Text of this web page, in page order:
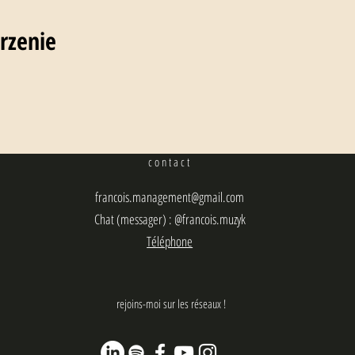
contact
francois.management@gmail.com
Chat (messager) : @francois.muzyk
Téléphone
rejoins-moi sur les réseaux !